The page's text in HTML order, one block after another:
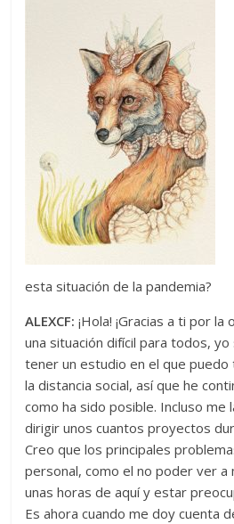
esta situación de la pandemia?
ALEXCF:¡Hola! ¡Gracias a ti por
una situación difícil para todos,
tener un estudio en el que
la distancia social, así que he
como ha sido posible. Incluso me
dirigir unos cuantos proyectos
Creo que los principales
personal, como el no poder ver a
unas horas de aquí y estar
Es ahora cuando me doy cuenta